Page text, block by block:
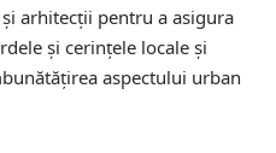
arhitecții pentru a asigura
și cerințele locale și
aspectului urban